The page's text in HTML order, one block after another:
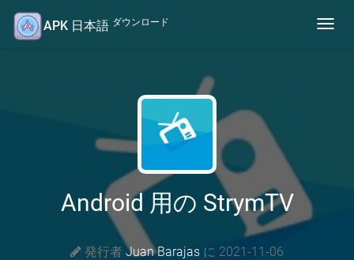
APK 日本語 ダウンロード
Android 用の StrymTV
発行者 Juan Barajas に 2021-11-06